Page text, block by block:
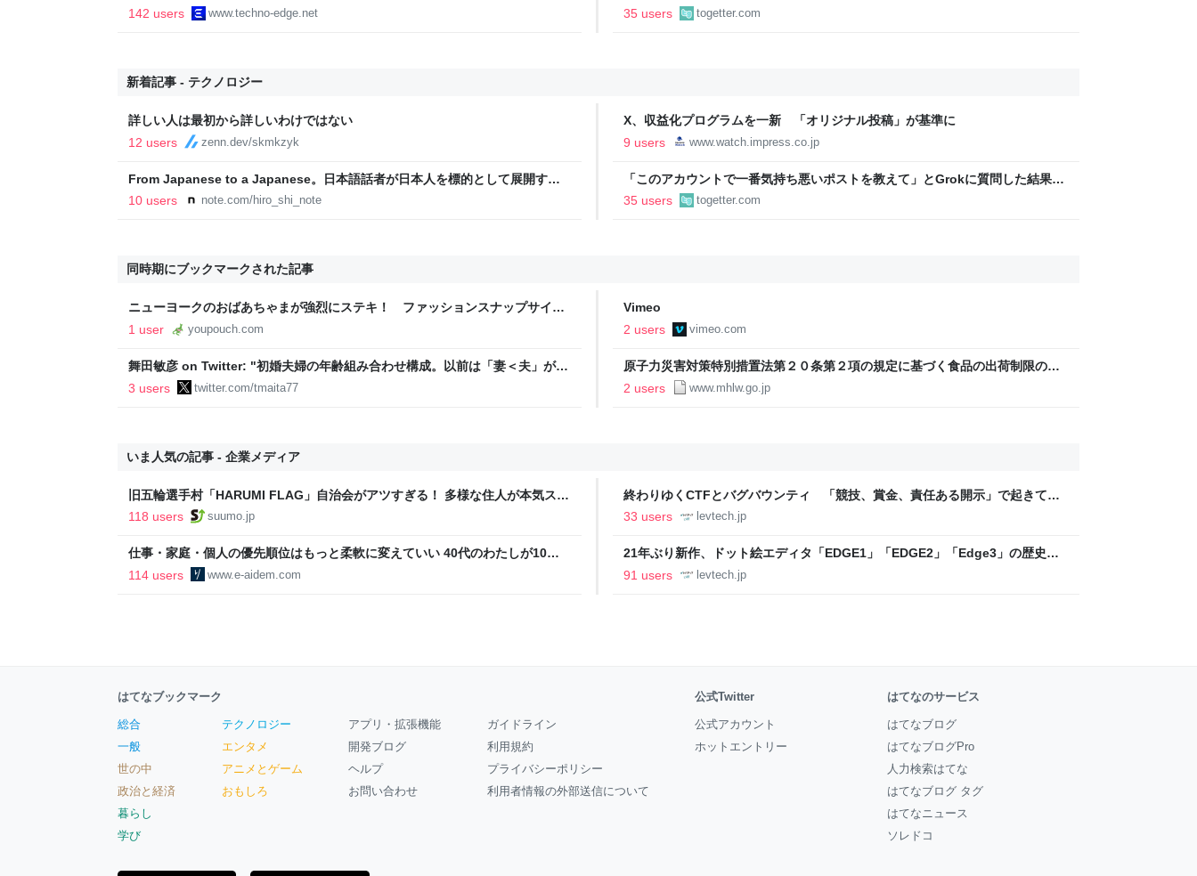
ティ機関」をClaude Codeで作って公開した（CloseBox） | テクノエッジ
TechnoEdge
142 users www.techno-edge.net
正論で盛大なカウンターを食らった話→「返事がヤバい」「AIの反乱か？」
「お前感情あるだろ」の声も
35 users togetter.com
新着記事 - テクノロジー
詳しい人は最初から詳しいわけではない
12 users
zenn.dev/skmkzyk
X、収益化プログラムを一新 「オリジナル投稿」が基準に
9 users
www.watch.impress.co.jp
From Japanese to a Japanese。日本語話者が日本人を標的として展開する
スミッシング（SMSフィッシング）｜__aloha__
10 users note.com/hiro_shi_note
「このアカウントで一番気持ち悪いポストを教えて」とGrokに質問した結果、
正論で盛大なカウンターを食らった話→「返事がヤバい」「AIの反乱か？」
35 users togetter.com
同時期にブックマークされた記事
ニューヨークのおばあちゃまが強烈にステキ！ ファッションスナップサイト
「Advanced Style」の映画版が近々米国で公開予定！
1 user youpouch.com
Vimeo
2 users
vimeo.com
舞田敏彦 on Twitter: "初婚夫婦の年齢組み合わせ構成。以前は「妻＜夫」が多
かったが，最近では「妻＞夫」ないしは同年齢の夫婦が増えている。
3 users twitter.com/tmaita77
原子力災害対策特別措置法第２０条第２項の規定に基づく食品の出荷制限の設
定について ｜報道発表資料｜厚生労働省
2 users www.mhlw.go.jp
いま人気の記事 - 企業メディア
旧五輪選手村「HARUMI FLAG」自治会がアツすぎる！ 多様な住人が本気スキ
ルで挑む、盆踊り2万人集客や交通改善など“街の価値向上”戦略 東京・中央
118 users suumo.jp
終わりゆくCTFとバグバウンティ 「競技、賞金、責任ある開示」で起きてい
ること【フォーカス】 - レバテックLAB
33 users levtech.jp
仕事・家庭・個人の優先順位はもっと柔軟に変えていい 40代のわたしが10年
後の自分に伝えたいこと - りっすん by イーアイデム
114 users www.e-aidem.com
21年ぶり新作、ドット絵エディタ「EDGE1」「EDGE2」「Edge3」の歴史に
ついて作者に聞く【フォーカス】 - レバテックLAB
91 users levtech.jp
はてなブックマーク
総合
一般
世の中
政治と経済
暮らし
学び
テクノロジー
エンタメ
アニメとゲーム
おもしろ
アプリ・拡張機能
開発ブログ
ヘルプ
お問い合わせ
ガイドライン
利用規約
プライバシーポリシー
利用者情報の外部送信について
公式Twitter
公式アカウント
ホットエントリー
はてなのサービス
はてなブログ
はてなブログPro
人力検索はてな
はてなブログ タグ
はてなニュース
ソレドコ